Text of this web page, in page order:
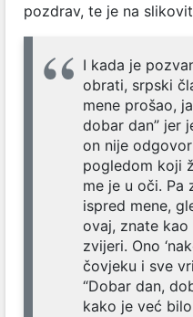
pozdrav, te je na
I kada je
obrati, srpski
mene prošao,
dobar dan” jer
on nije
pogledom koji
me je u oči. Pa
ispred mene,
ovaj, znate
zvijeri. Ono
čovjeku i sve
“Dobar dan,
kako je već